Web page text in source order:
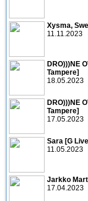
Xysma,
11.11.2023
DRO)))NE
Tampere]
18.05.2023
DRO)))NE
Tampere]
17.05.2023
Sara [G
11.05.2023
Jarkko
17.04.2023